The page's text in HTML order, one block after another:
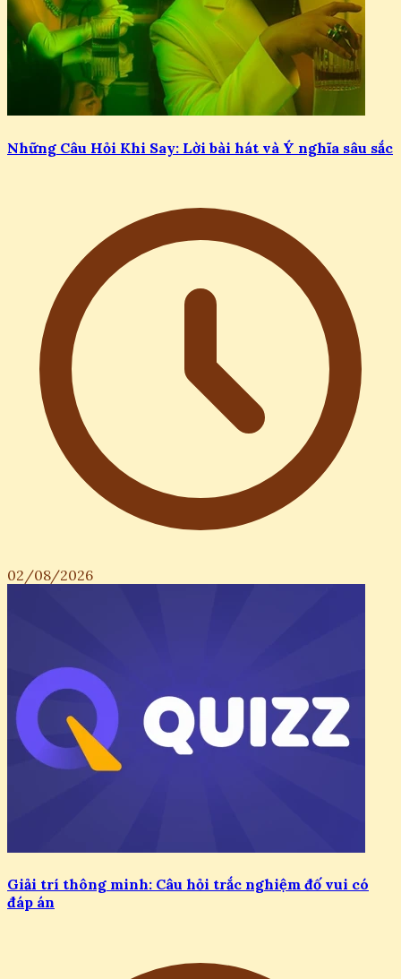
Những Câu Hỏi Khi Say: Lời bài hát và Ý nghĩa sâu sắc
02/08/2026
Giải trí thông minh: Câu hỏi trắc nghiệm đố vui có
đáp án